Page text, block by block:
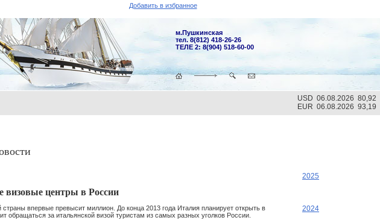
Добавить в избранное
м.Пушкинская
тел. 8(812) 418-26-26
ТЕЛЕ 2: 8(904) 518-60-00
USD 06.08.2026 80,92
EUR 06.08.2026 93,19
визовые центры в России
впервые превысит миллион. До конца 2013 года Италия планирует открыть в
обращаться за итальянской визой туристам из самых разных уголков России.
2025
2024